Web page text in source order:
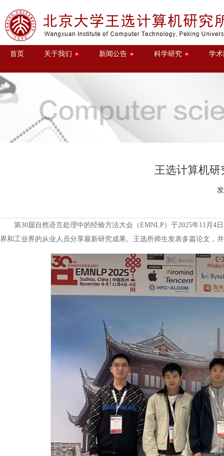
首页 关于我们 新闻公告 科学研究 学
王选计算机研
第30届自然语言处理中的经验方法大会（EMNLP）于2025年11月
界和工业界的从业人员分享最新研究成果。王选所师生发表多篇论文，